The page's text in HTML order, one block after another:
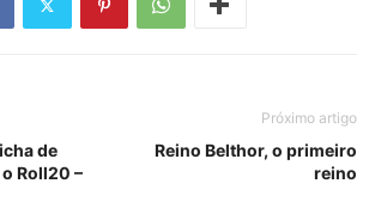
de
Roll20 –
Próximo artigo
Reino Belthor, o primeiro
reino